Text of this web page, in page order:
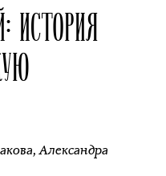
ИСТОРИЯ
,Александра